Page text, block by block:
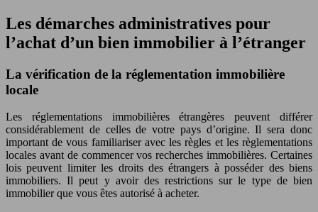
Les démarches administratives pour
l’achat d’un bien immobilier à l’étranger
La vérification de la réglementation immobilière
locale
Les réglementations immobilières étrangères peuvent différer
considérablement de celles de votre pays d’origine. Il sera donc
important de vous familiariser avec les règles et les règlementations
locales avant de commencer vos recherches immobilières. Certaines
lois peuvent limiter les droits des étrangers à posséder des biens
immobiliers. Il peut y avoir des restrictions sur le type de bien
immobilier que vous êtes autorisé à acheter.